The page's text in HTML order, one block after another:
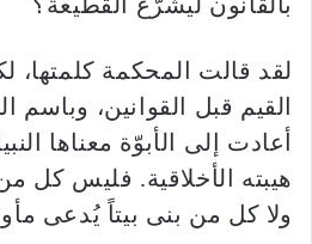
لقد قالت المحكمة كلمتها،
القيم قبل القوانين،
أعادت إلى الأبوّة معناها
هيبته الأخلاقية. فليس كل
ولا كل من بنى بيتاً يُدعى